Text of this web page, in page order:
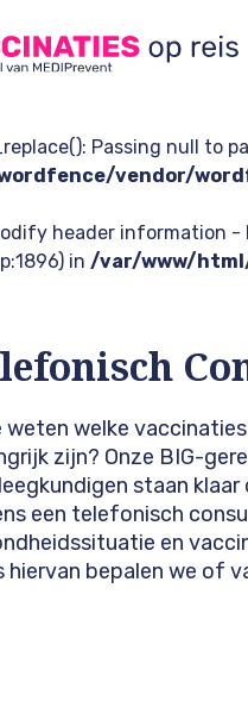
Passing null to
vendor/
header
in /var/www/
weten welke
zijn? Onze BIG-
staan klaar
een telefonisch
en
hiervan bepalen we of